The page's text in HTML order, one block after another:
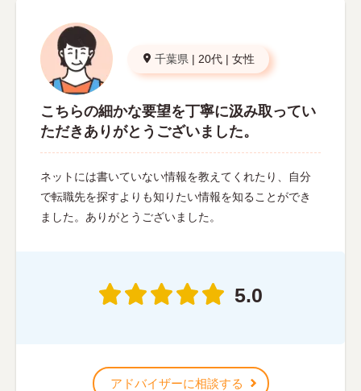
千葉県 | 20代 | 女性
こちらの細かな要望を丁寧に汲み取ってい
ただきありがとうございました。
ネットには書いていない情報を教えてくれたり、自分
で転職先を探すよりも知りたい情報を知ることができ
ました。ありがとうございました。
5.0
アドバイザーに相談する